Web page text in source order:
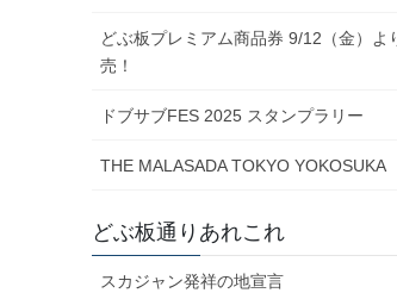
どぶ板プレミアム商品券 9/12（金）よ
売！
ドブサブFES 2025 スタンプラリー
THE MALASADA TOKYO YOKOSUKA
どぶ板通りあれこれ
スカジャン発祥の地宣言